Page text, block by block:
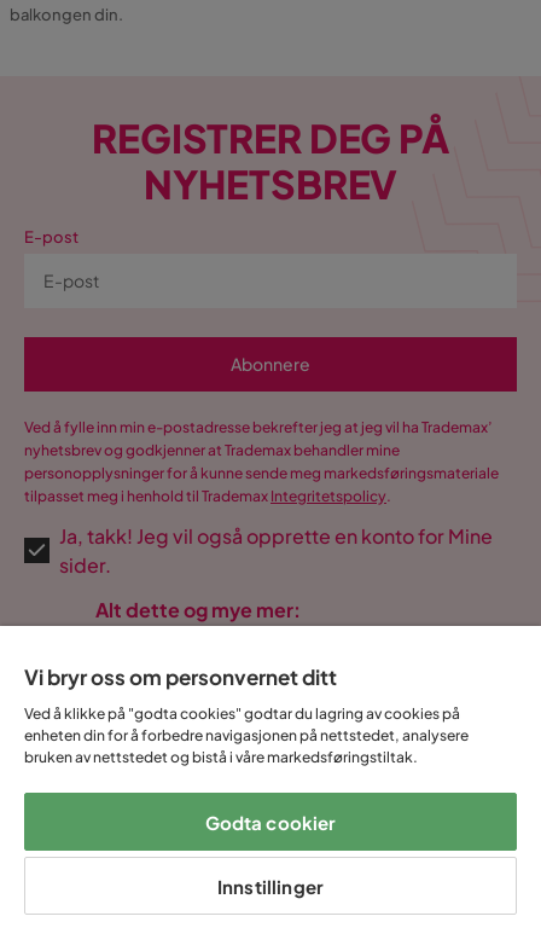
balkongen din.
REGISTRER DEG PÅ
NYHETSBREV
E-post
Abonnere
Ved å fylle inn min e-postadresse bekrefter jeg at jeg vil ha Trademax’
nyhetsbrev og godkjenner at Trademax behandler mine
personopplysninger for å kunne sende meg markedsføringsmateriale
tilpasset meg i henhold til Trademax Integritetspolicy.
Ja, takk! Jeg vil også opprette en konto for Mine
sider.
Alt dette og mye mer:
•Personlig tilpassede tilbud
14 dagers
Lave
Vi bryr oss om personvernet ditt
Ved å klikke på "godta cookies" godtar du lagring av cookies på
enheten din for å forbedre navigasjonen på nettstedet, analysere
bruken av nettstedet og bistå i våre markedsføringstiltak.
Godta cookier
Innstillinger